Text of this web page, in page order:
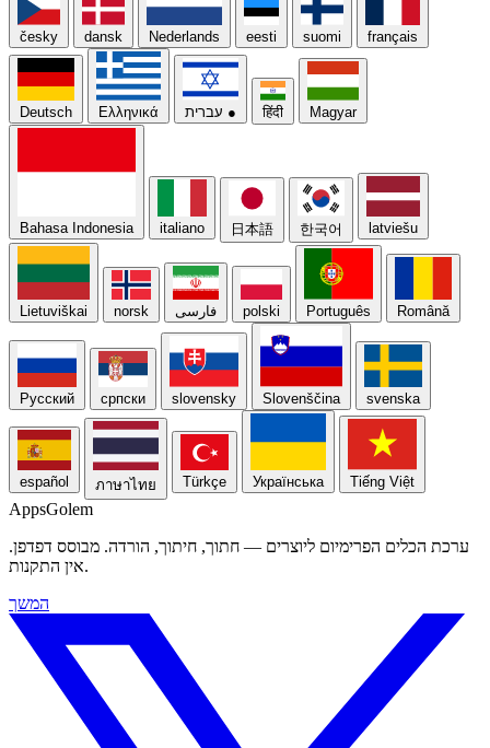
česky dansk Nederlands eesti suomi français
Deutsch Ελληνικά עברית ● हिंदी Magyar
Bahasa Indonesia italiano 日本語 한국어 latviešu
Lietuviškai norsk فارسی polski Português Română
Русский српски slovensky Slovenščina svenska
español ภาษาไทย Türkçe Українська Tiếng Việt
AppsGolem
ערכת הכלים הפרימיום ליוצרים — חתוך, חיתוך, הורדה. מבוסס דפדפן.
אין התקנות.
המשך